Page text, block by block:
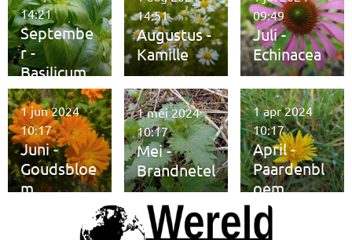
Septembe
r -
Basilicum
14:21
Augustus -
Kamille
14:51
Juli -
Echinacea
09:49
Juni -
Goudsbloe
m
1 jun 2024
10:17
Mei -
Brandnetel
1 mei 2024
10:17
April -
Paardenbl
oem
1 apr 2024
10:17